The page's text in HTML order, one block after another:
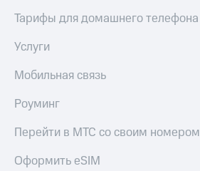
о
Другое
Контакты
деловая этика
Тарифы для домашнего телефона
Услуги
Мобильная связь
Роуминг
Перейти в МТС со своим номером
Оформить eSIM